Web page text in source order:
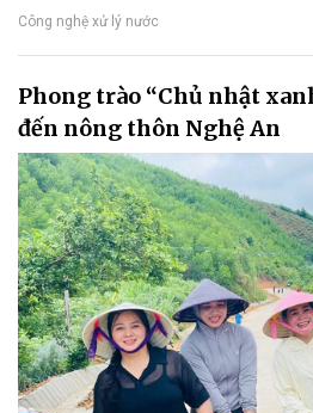
Công nghệ xử lý nước
Phong trào “Chủ nhật
đến nông thôn Nghệ An